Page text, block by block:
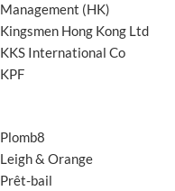
Management (HK)
Kingsmen Hong Kong Ltd
KKS International Co
KPF
Plomb8
Leigh & Orange
Prêt-bail